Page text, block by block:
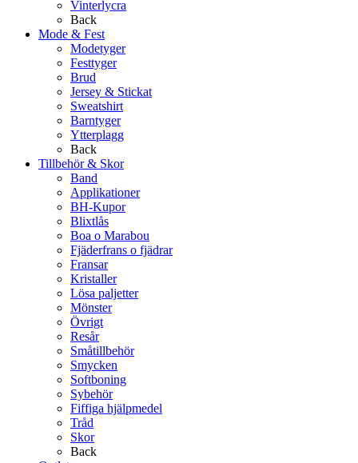
Vinterlycra
Back
Mode & Fest
Modetyger
Festtyger
Brud
Jersey & Stickat
Sweatshirt
Barntyger
Ytterplagg
Back
Tillbehör & Skor
Band
Applikationer
BH-Kupor
Blixtlås
Boa o Marabou
Fjäderfrans o fjädrar
Fransar
Kristaller
Lösa paljetter
Mönster
Övrigt
Resår
Småtillbehör
Smycken
Softboning
Sybehör
Fiffiga hjälpmedel
Tråd
Skor
Back